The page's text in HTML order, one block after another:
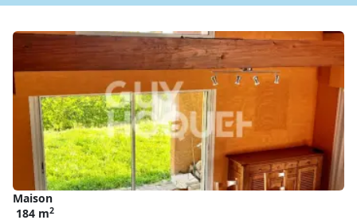
Maison
184 m2